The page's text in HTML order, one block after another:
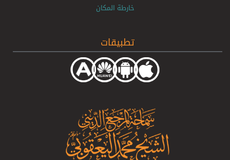
خارطة المكان
تطبيقات